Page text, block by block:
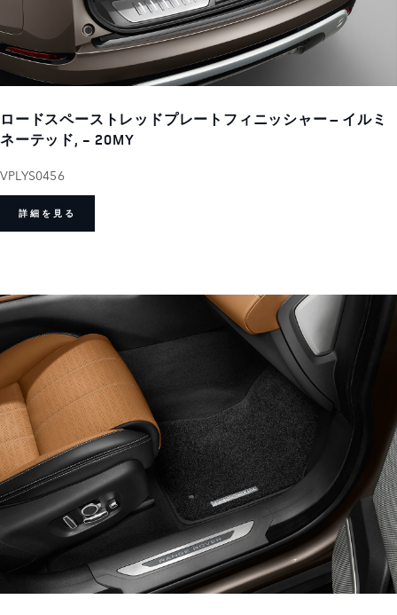
ロードスペーストレッドプレートフィニッシャー – イルミ
ネーテッド, - 20MY
VPLYS0456
詳細を見る